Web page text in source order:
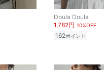
Doula Doula
1,782円 10%OFF
162ポイント